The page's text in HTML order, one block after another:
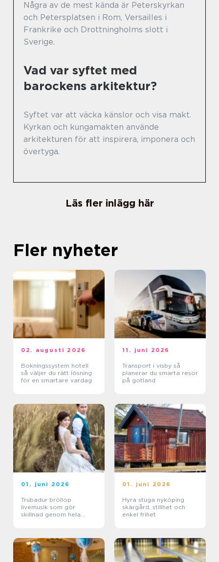
Några av de mest kända är Peterskyrkan
och Petersplatsen i Rom, Versailles i
Frankrike och Drottningholms slott i
Sverige.
Vad var syftet med
barockens arkitektur?
Syftet var att väcka känslor och visa makt.
Kyrkan och kungamakten använde
arkitekturen för att inspirera, imponera och
övertyga.
Läs fler inlägg här
Fler nyheter
02. augusti 2026
Bokningssystem hotell
så väljer du rätt lösning
för en smartare vardag
11. juni 2026
Transport i visby så
planerar du smarta resor
på gotland
01. juni 2026
Trubadur bröllop
livemusik som gör
skillnad genom hela
01. juni 2026
Hyra stuga nyköping
skärgård, stillhet och
enkel frihet